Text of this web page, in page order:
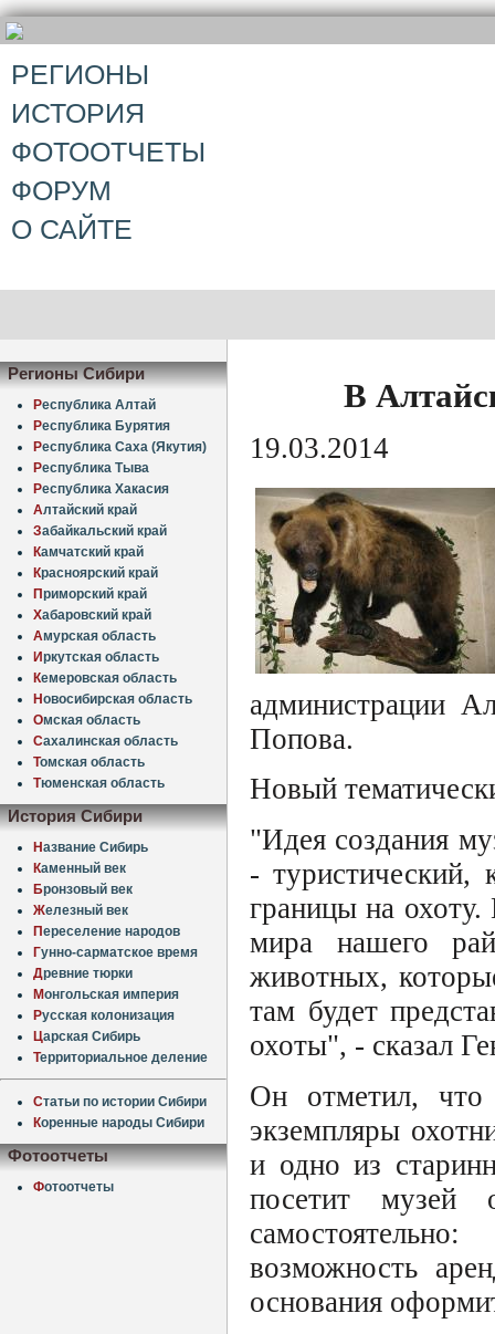
РЕГИОНЫ
ИСТОРИЯ
ФОТООТЧЕТЫ
ФОРУМ
О САЙТЕ
Регионы Сибири
Республика Алтай
Республика Бурятия
Республика Саха (Якутия)
Республика Тыва
Республика Хакасия
Алтайский край
Забайкальский край
Камчатский край
Красноярский край
Приморский край
Хабаровский край
Амурская область
Иркутская область
Кемеровская область
Новосибирская область
Омская область
Сахалинская область
Томская область
Тюменская область
История Сибири
Название Сибирь
Каменный век
Бронзовый век
Железный век
Переселение народов
Гунно-сарматское время
Древние тюрки
Монгольская империя
Русская колонизация
Царская Сибирь
Территориальное деление
Статьи по истории Сибири
Коренные народы Сибири
Фотоотчеты
Фотоотчеты
В
19.03.2014
администрации
Попова.
Новый
"Идея создания
- туристический,
границы на
мира нашего
животных,
там будет
охоты", - сказал
Он отметил, что
экземпляры
и одно из
посетит музей
возможность
основания